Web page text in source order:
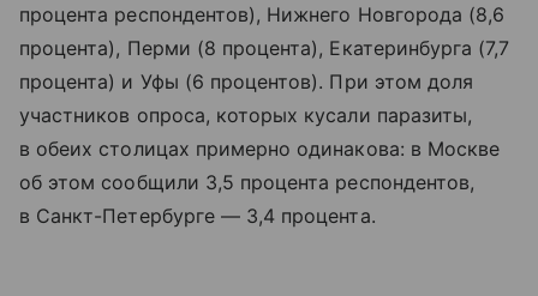
процента респондентов), Нижнего Новгорода (8,6
процента), Перми (8 процента), Екатеринбурга (7,7
процента) и Уфы (6 процентов). При этом доля
участников опроса, которых кусали паразиты,
в обеих столицах примерно одинакова: в Москве
об этом сообщили 3,5 процента респондентов,
в Санкт-Петербурге — 3,4 процента.